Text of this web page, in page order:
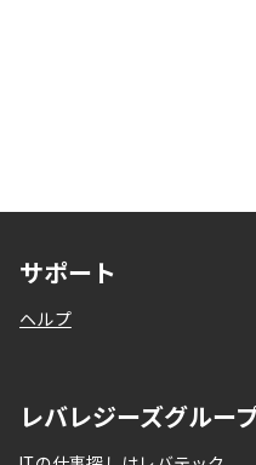
サポート
ヘルプ
レバレジーズグルー